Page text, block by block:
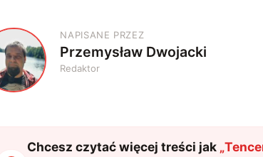
P
NAPISANE PRZEZ
Przemysław Dwojacki
Redaktor
Chcesz czytać więcej treści jak „